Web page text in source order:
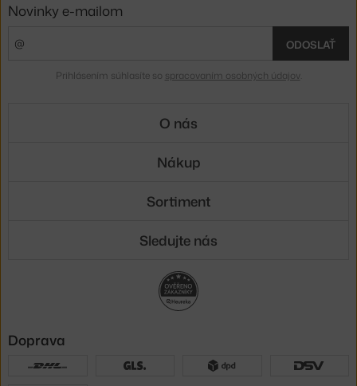
Novinky e-mailom
ODOSLAŤ
Prihlásením súhlasíte so spracovaním osobných údajov.
O nás
Nákup
Sortiment
Sledujte nás
Doprava